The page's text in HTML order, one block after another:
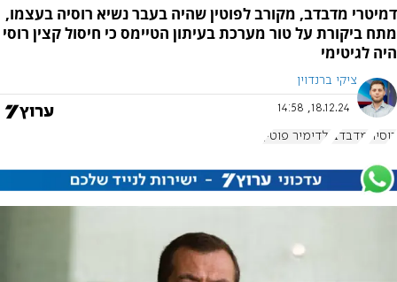
דמיטרי מדבדב, מקורב לפוטין שהיה בעבר נשיא רוסיה בעצמו,
מתח ביקורת על טור מערכת בעיתון הטיימס כי חיסול קצין רוסי
היה לגיטימי
ציקי ברנדוין
18.12.24, 14:58
רוסיה מדבדב ולדימיר פוטין